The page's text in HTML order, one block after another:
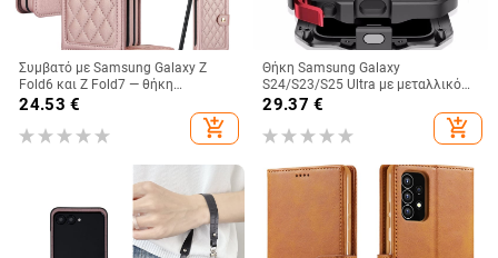
Συμβατό με Samsung Galaxy Z
Fold6 και Z Fold7 — θήκη
τηλεφώνου από δέρμα με υποδοχή
για στυλό, αναδιπλούμενη, κομψός
σχεδιασμός, με λουράκι καρπού,
24.53 €
add_shopping_cart
Θήκη Samsung Galaxy
S24/S23/S25 Ultra με μεταλλικό
πίσω κάλυμμα, μηχανουργική
κατεργασία, προσαρμογή, απαγωγή
θερμότητας, αντίσταση στις
29.37 €
add_shopping_cart